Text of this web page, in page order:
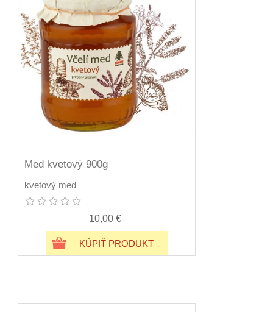
Med kvetový 900g
kvetový med
10,00 €
KÚPIŤ PRODUKT